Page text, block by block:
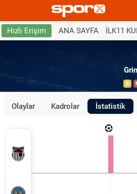
Hızlı Erişim ANA SAYFA İLK11
B
Olaylar Kadrolar İstatistik